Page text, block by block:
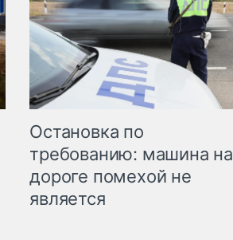
Остановка по
требованию: машина на
дороге помехой не
является